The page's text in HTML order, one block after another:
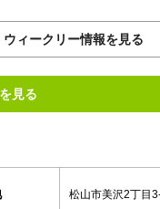
ウィークリー情報を見る
見る
松山市美沢2丁目